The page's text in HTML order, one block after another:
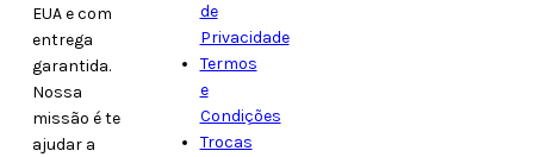
EUA e com
entrega
garantida.
Nossa
missão é te
ajudar a
de
Privacidade
Termos
e
Condições
Trocas